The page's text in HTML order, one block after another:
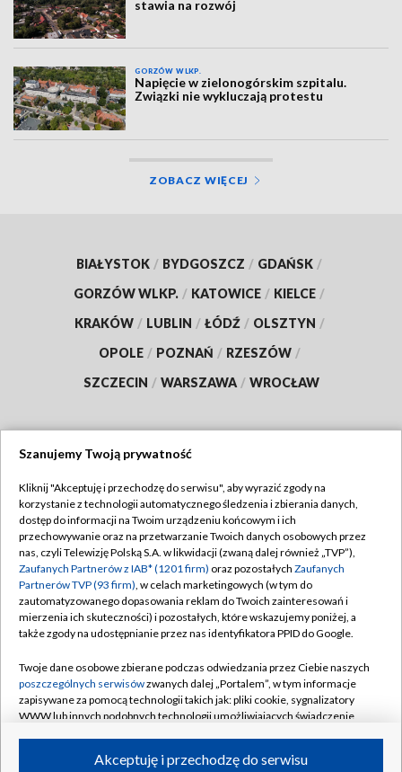
stawia na rozwój
GORZÓW WLKP.
Napięcie w zielonogórskim szpitalu.
Związki nie wykluczają protestu
ZOBACZ WIĘCEJ
BIAŁYSTOK / BYDGOSZCZ / GDAŃSK /
GORZÓW WLKP. / KATOWICE / KIELCE /
KRAKÓW / LUBLIN / ŁÓDŹ / OLSZTYN /
OPOLE / POZNAŃ / RZESZÓW /
SZCZECIN / WARSZAWA / WROCŁAW
TVP
Abonament TVP
Emisja w TVP
Centrum informacji TVP
Naziemna Telewizja Cyfrowa
Rada Programowa
System NOS
Informacje o nadawcy
Program dla prasy
Regulamin TVP
Polityka prywatności
Moje zgody
Pomoc
Kontakt
Kanały
Szanujemy Twoją prywatność
Kliknij "Akceptuję i przechodzę do serwisu", aby wyrazić zgody na
korzystanie z technologii automatycznego śledzenia i zbierania danych,
dostęp do informacji na Twoim urządzeniu końcowym i ich
przechowywanie oraz na przetwarzanie Twoich danych osobowych przez
nas, czyli Telewizję Polską S.A. w likwidacji (zwaną dalej również „TVP”),
Zaufanych Partnerów z IAB* (1201 firm) oraz pozostałych Zaufanych
Partnerów TVP (93 firm), w celach marketingowych (w tym do
zautomatyzowanego dopasowania reklam do Twoich zainteresowań i
mierzenia ich skuteczności) i pozostałych, które wskazujemy poniżej, a
także zgody na udostępnianie przez nas identyfikatora PPID do Google.
Twoje dane osobowe zbierane podczas odwiedzania przez Ciebie naszych
poszczególnych serwisówzwanych dalej „Portalem”, w tym informacje
zapisywane za pomocą technologii takich jak: pliki cookie, sygnalizatory
WWW lub innych podobnych technologii umożliwiających świadczenie
ruchu w Internecie.Akceptuję i przechodzę do serwisu